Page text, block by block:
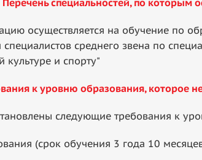
осуществляется на обучение по
среднего звена по
и спорту"
к уровню образования, которое
следующие требования к
(срок обучения 3 года 10